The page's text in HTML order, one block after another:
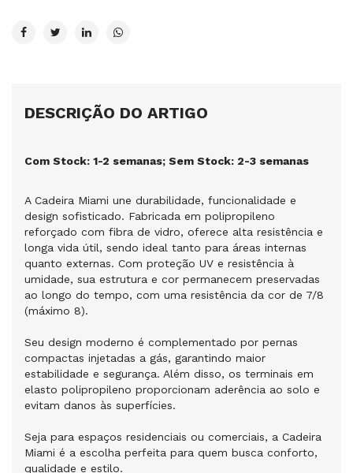
DESCRIÇÃO DO ARTIGO
Com Stock: 1-2 semanas; Sem Stock: 2-3 semanas
A Cadeira Miami une durabilidade, funcionalidade e
design sofisticado. Fabricada em polipropileno
reforçado com fibra de vidro, oferece alta resistência e
longa vida útil, sendo ideal tanto para áreas internas
quanto externas. Com proteção UV e resistência à
umidade, sua estrutura e cor permanecem preservadas
ao longo do tempo, com uma resistência da cor de 7/8
(máximo 8).
Seu design moderno é complementado por pernas
compactas injetadas a gás, garantindo maior
estabilidade e segurança. Além disso, os terminais em
elasto polipropileno proporcionam aderência ao solo e
evitam danos às superfícies.
Seja para espaços residenciais ou comerciais, a Cadeira
Miami é a escolha perfeita para quem busca conforto,
qualidade e estilo.